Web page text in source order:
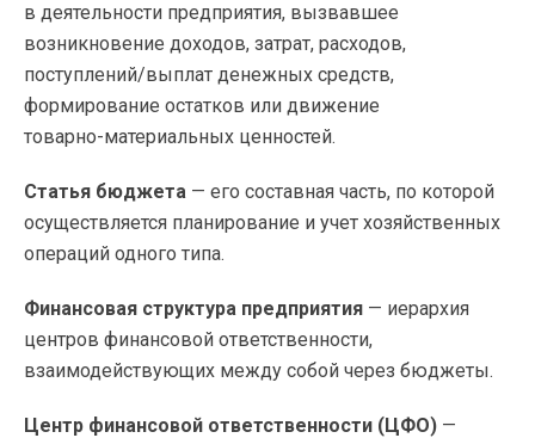
в деятельности предприятия, вызвавшее
возникновение доходов, затрат, расходов,
поступлений/выплат денежных средств,
формирование остатков или движение
товарно-материальных ценностей.
Статья бюджета — его составная часть, по которой
осуществляется планирование и учет хозяйственных
операций одного типа.
Финансовая структура предприятия — иерархия
центров финансовой ответственности,
взаимодействующих между собой через бюджеты.
Центр финансовой ответственности (ЦФО) —